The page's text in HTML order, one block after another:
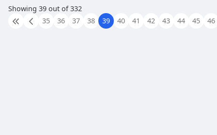
Showing 39 out of 332
35
36 37 38 39 40 41 42 43 44 45 46